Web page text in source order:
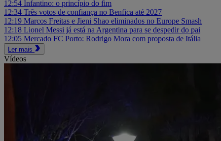
12:54 Infantino: o princípio do fim
12:34 Três votos de confiança no Benfica até 2027
12:19 Marcos Freitas e Jieni Shao eliminados no Europe Smash
12:18 Lionel Messi já está na Argentina para se despedir do pai
12:05 Mercado FC Porto: Rodrigo Mora com proposta de Itália
Ler mais
Vídeos